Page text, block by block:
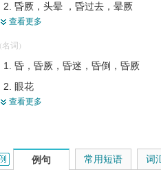
不热情的，不积极的
昏厥，头晕 ，昏过去，晕厥
渐渐不明
微弱，衰弱
消失
压垮
查看更多
(名词)
昏，昏厥，昏迷，昏倒，昏厥
眼花
劣质酒精
查看更多
的用法和样例：
例句 常用短语 词